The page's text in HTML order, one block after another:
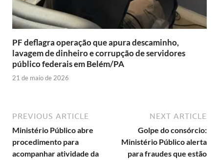
PF deflagra operação que apura descaminho,
lavagem de dinheiro e corrupção de servidores
público federais em Belém/PA
21 de maio de 2026
PREVIOUS ARTICLE
Ministério Público abre
procedimento para
acompanhar atividade da
NEXT ARTICLE
Golpe do consórcio:
Ministério Público alerta
para fraudes que estão